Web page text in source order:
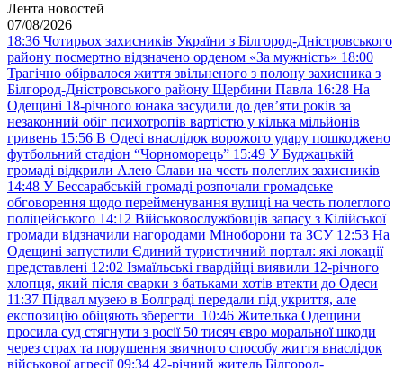
Лента новостей
07/08/2026
18:36 Чотирьох захисників України з Білгород-Дністровського
району посмертно відзначено орденом «За мужність» 18:00
Трагічно обірвалося життя звільненого з полону захисника з
Білгород-Дністровського району Щербини Павла 16:28 На
Одещині 18-річного юнака засудили до дев’яти років за
незаконний обіг психотропів вартістю у кілька мільйонів
гривень 15:56 В Одесі внаслідок ворожого удару пошкоджено
футбольний стадіон “Чорноморець” 15:49 У Буджацькій
громаді відкрили Алею Слави на честь полеглих захисників
14:48 У Бессарабській громаді розпочали громадське
обговорення щодо перейменування вулиці на честь полеглого
поліцейського 14:12 Військовослужбовців запасу з Кілійської
громади відзначили нагородами Міноборони та ЗСУ 12:53 На
Одещині запустили Єдиний туристичний портал: які локації
представлені 12:02 Ізмаїльські гвардійці виявили 12-річного
хлопця, який після сварки з батьками хотів втекти до Одеси
11:37 Підвал музею в Болграді передали під укриття, але
експозицію обіцяють зберегти 10:46 Жителька Одещини
просила суд стягнути з росії 50 тисяч євро моральної шкоди
через страх та порушення звичного способу життя внаслідок
військової агресії 09:34 42-річний житель Білгород-